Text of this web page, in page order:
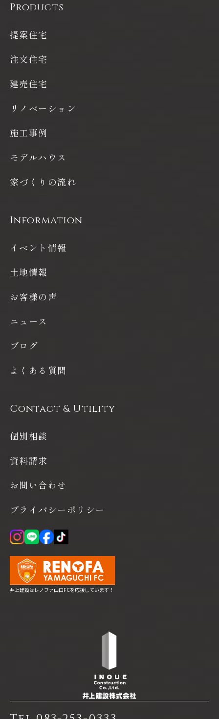
Products
提案住宅
注文住宅
建売住宅
リノベーション
施工事例
モデルハウス
家づくりの流れ
Information
イベント情報
土地情報
お客様の声
ニュース
ブログ
よくある質問
Contact & Utility
個別相談
資料請求
お問い合わせ
プライバシーポリシー
井上建設はレノファ山口FCを応援しています！